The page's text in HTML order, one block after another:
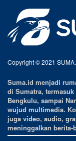
Copyright © 2021
Suma.id menjadi
di Sumatra,
Bengkulu, sampai
wujud multimedia.
juga video, audio,
meninggalkan